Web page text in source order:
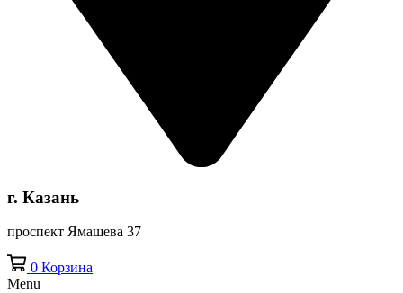
г. Казань
проспект Ямашева 37
0 Корзина
Menu